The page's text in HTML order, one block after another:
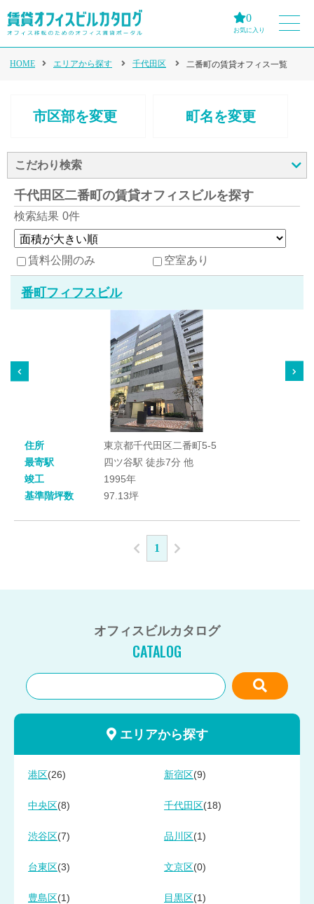
0
お気に入り
HOME エリアから探す 千代田区 二番町の賃貸オフィス一覧
市区部を変更 町名を変更
こだわり検索
千代田区二番町の賃貸オフィスビルを探す
検索結果 0件
賃料公開のみ 空室あり
番町フィフスビル
住所
東京都千代田区二番町5-5
最寄駅
四ツ谷駅 徒歩7分 他
竣工
1995年
基準階坪数
97.13坪
1
オフィスビルカタログ
CATALOG
エリアから探す
港区 (26) 新宿区 (9)
中央区 (8) 千代田区 (18)
渋谷区 (7) 品川区 (1)
台東区 (3) 文京区 (0)
豊島区 (1) 目黒区 (1)